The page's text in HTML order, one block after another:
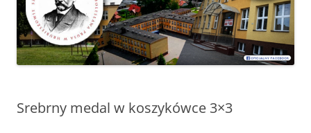
Srebrny medal w koszykówce 3×3